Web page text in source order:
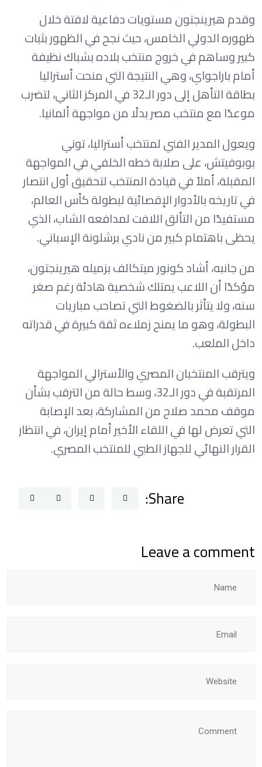
وقدم هيرينجتون مستويات دفاعية لافتة خلال
ظهوره الدولي الخامس، حيث نجح في الظهور بثبات
كبير وساهم في خروج منتخب بلاده بشباك نظيفة
أمام باراجواي، وهي النتيجة التي منحت أستراليا
بطاقة التأهل إلى دور الـ32 في المركز الثاني، لتضرب
موعدًا مع منتخب مصر بدلًا من مواجهة ألمانيا.
ويعول المدير الفني لمنتخب أستراليا، توني
بوبوفيتش، على صلابة خطه الخلفي في المواجهة
المقبلة، أملاً في قيادة المنتخب لتحقيق أول انتصار
في تاريخه بالأدوار الإقصائية لبطولة كأس العالم،
مستفيدًا من التألق اللافت لمدافعه الشاب، الذي
يحظى باهتمام كبير من نادي برشلونة الإسباني.
من جانبه، أشاد كونور ميتكالف بزميله هيرينجتون،
مؤكدًا أن اللاعب يمتلك شخصية هادئة رغم صغر
سنه، ولا يتأثر بالضغوط التي تصاحب مباريات
البطولة، وهو ما يمنح زملاءه ثقة كبيرة في قدراته
داخل الملعب.
ويترقب المنتخبان المصري والأسترالي المواجهة
المرتقبة في دور الـ32، وسط حالة من الترقب بشأن
موقف محمد صلاح من المشاركة، بعد الإصابة
التي تعرض لها في اللقاء الأخير أمام إيران، في انتظار
القرار النهائي للجهاز الطبي للمنتخب المصري.
Share:
Leave a comment